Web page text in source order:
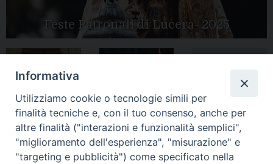
Feste Patronali di Lucera- 2025
Apertura Anno
Giubilare 2025
Mariae in Diocesi
Tutte le gallery
Informativa
Utilizziamo cookie o tecnologie simili per
finalità tecniche e, con il tuo consenso, anche per
altre finalità ("interazioni e funzionalità semplici",
"miglioramento dell'esperienza", "misurazione" e
"targeting e pubblicità") come specificato nella